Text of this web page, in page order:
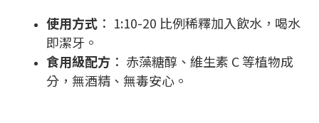
使用方式 ： 1:10-20 比例稀釋加入飲水，喝水
即潔牙。
食用級配方 ： 赤藻糖醇、維生素 C 等植物成
分，無酒精、無毒安心。